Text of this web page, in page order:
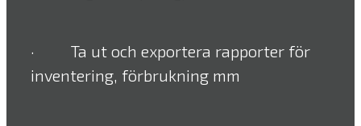
· Ta ut och exportera rapporter för
inventering, förbrukning mm